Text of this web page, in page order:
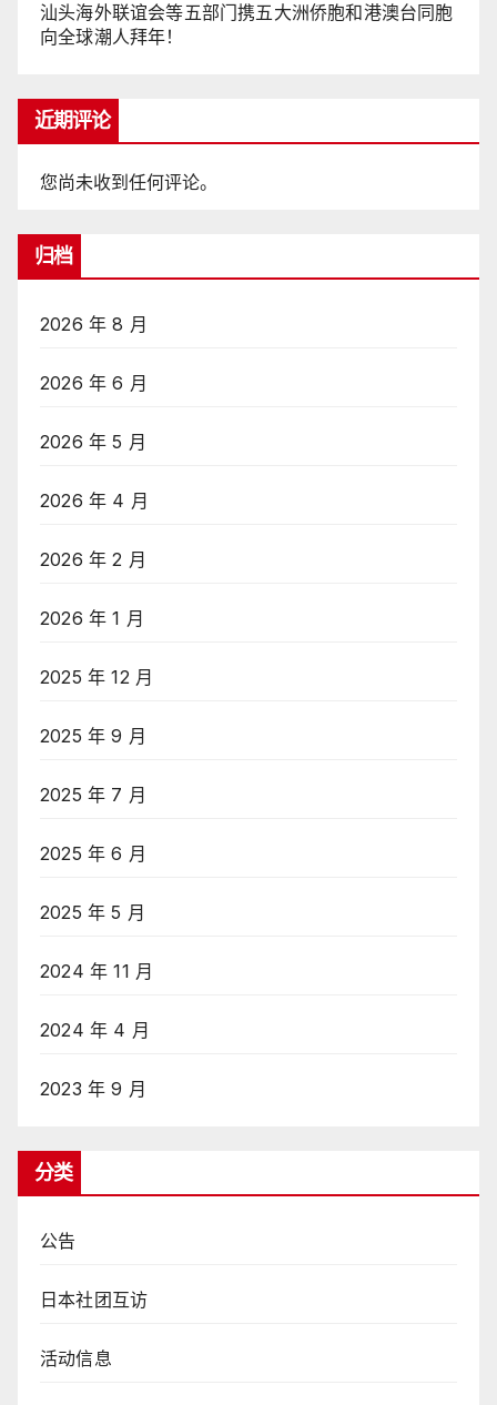
汕头海外联谊会等五部门携五大洲侨胞和港澳台同胞
向全球潮人拜年！
近期评论
您尚未收到任何评论。
归档
2026 年 8 月
2026 年 6 月
2026 年 5 月
2026 年 4 月
2026 年 2 月
2026 年 1 月
2025 年 12 月
2025 年 9 月
2025 年 7 月
2025 年 6 月
2025 年 5 月
2024 年 11 月
2024 年 4 月
2023 年 9 月
分类
公告
日本社团互访
活动信息